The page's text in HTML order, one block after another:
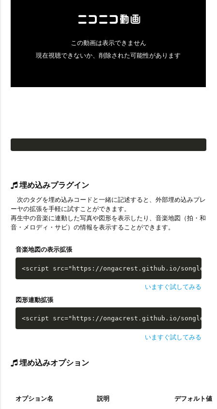
埋め込みプラグイン
次のタグを埋め込みコードと一緒に記述すると、外部埋め込みプレ
ーヤの拡張を手軽に試すことができます。
再生中の音楽に連動した写真や図形を表示したり、音楽地図（拍・和
音・メロディ・サビ）の情報を表示することができます。
音楽地図の表示拡張
<script src="https://ongacrest.github.io/songle-
いますぐ試してみる
図形連動拡張
<script src="https://ongacrest.github.io/songle-
いますぐ試してみる
埋め込みオプション
オプション名 説明 デフォルト値